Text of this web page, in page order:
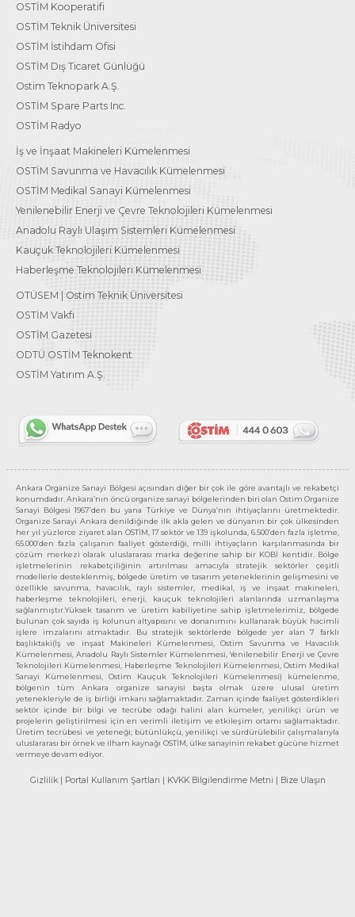
OSTİM Kooperatifi
OSTİM Teknik Üniversitesi
OSTİM İstihdam Ofisi
OSTİM Dış Ticaret Günlüğü
Ostim Teknopark A.Ş.
OSTİM Spare Parts Inc.
OSTİM Radyo
İş ve İnşaat Makineleri Kümelenmesi
OSTİM Savunma ve Havacılık Kümelenmesi
OSTİM Medikal Sanayi Kümelenmesi
Yenilenebilir Enerji ve Çevre Teknolojileri Kümelenmesi
Anadolu Raylı Ulaşım Sistemleri Kümelenmesi
Kauçuk Teknolojileri Kümelenmesi
Haberleşme Teknolojileri Kümelenmesi
OTÜSEM | Ostim Teknik Üniversitesi
OSTİM Vakfı
OSTİM Gazetesi
ODTÜ OSTİM Teknokent
OSTİM Yatırım A.Ş.
Ankara Organize Sanayi Bölgesi açısından diğer bir çok ile göre avantajlı ve rekabetçi
konumdadır. Ankara’nın öncü organize sanayi bölgelerinden biri olan Ostim Organize
Sanayi Bölgesi 1967’den bu yana Türkiye ve Dünya’nın ihtiyaçlarını üretmektedir.
Organize Sanayi Ankara denildiğinde ilk akla gelen ve dünyanın bir çok ülkesinden
her yıl yüzlerce ziyaret alan OSTİM, 17 sektör ve 139 işkolunda, 6.500’den fazla işletme,
65.000’den fazla çalışanın faaliyet gösterdiği, milli ihtiyaçların karşılanmasında bir
çözüm merkezi olarak uluslararası marka değerine sahip bir KOBİ kentidir. Bölge
işletmelerinin rekabetçiliğinin artırılması amacıyla stratejik sektörler çeşitli
modellerle desteklenmiş, bölgede üretim ve tasarım yeteneklerinin gelişmesini ve
özellikle savunma, havacılık, raylı sistemler, medikal, iş ve inşaat makineleri,
haberleşme teknolojileri, enerji, kauçuk teknolojileri alanlarında uzmanlaşma
sağlanmıştır.Yüksek tasarım ve üretim kabiliyetine sahip işletmelerimiz, bölgede
bulunan çok sayıda iş kolunun altyapısını ve donanımını kullanarak büyük hacimli
işlere imzalarını atmaktadır. Bu stratejik sektörlerde bölgede yer alan 7 farklı
başlıktaki(İş ve inşaat Makineleri Kümelenmesi, Ostim Savunma ve Havacılık
Kümelenmesi, Anadolu Raylı Sistemler Kümelenmesi, Yenilenebilir Enerji ve Çevre
Teknolojileri Kümelenmesi, Haberleşme Teknolojileri Kümelenmesi, Ostim Medikal
Sanayi Kümelenmesi, Ostim Kauçuk Teknolojileri Kümelenmesi) kümelenme,
bölgenin tüm Ankara organize sanayisi başta olmak üzere ulusal üretim
yetenekleriyle de iş birliği imkanı sağlamaktadır. Zaman içinde faaliyet gösterdikleri
sektör içinde bir bilgi ve tecrübe odağı halini alan kümeler, yenilikçi ürün ve
projelerin geliştirilmesi için en verimli iletişim ve etkileşim ortamı sağlamaktadır.
Üretim tecrübesi ve yeteneği; bütünlükçü, yenilikçi ve sürdürülebilir çalışmalarıyla
uluslararası bir örnek ve ilham kaynağı OSTİM, ülke sanayinin rekabet gücüne hizmet
vermeye devam ediyor.
Gizlilik | Portal Kullanım Şartları | KVKK Bilgilendirme Metni | Bize Ulaşın